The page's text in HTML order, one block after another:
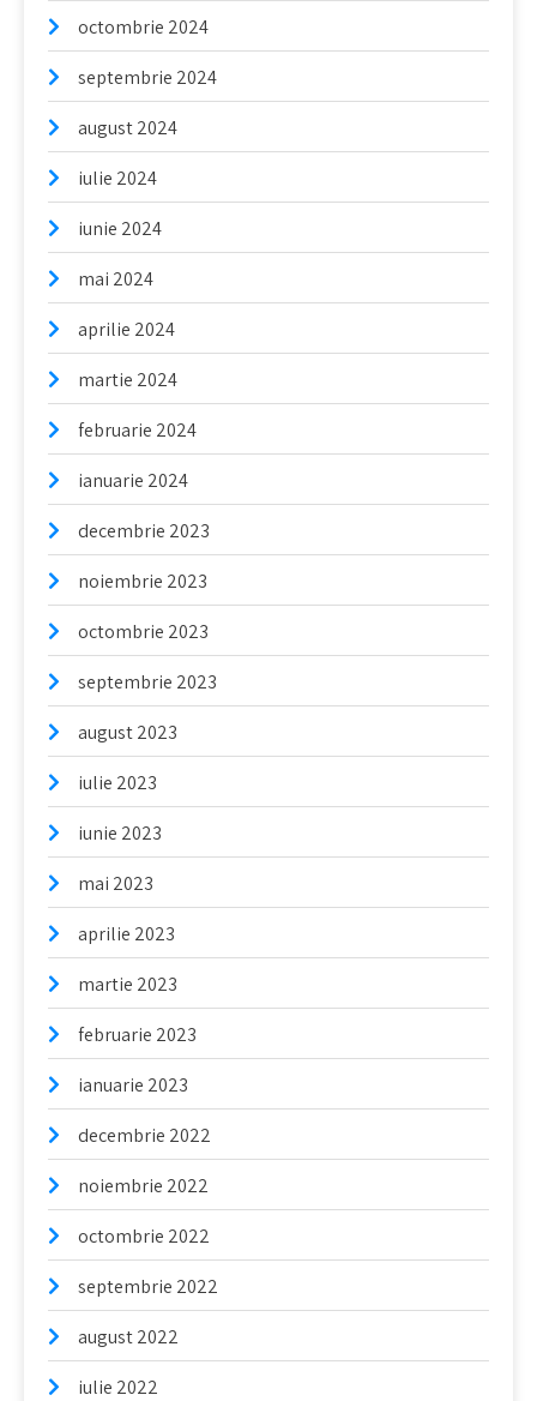
octombrie 2024
septembrie 2024
august 2024
iulie 2024
iunie 2024
mai 2024
aprilie 2024
martie 2024
februarie 2024
ianuarie 2024
decembrie 2023
noiembrie 2023
octombrie 2023
septembrie 2023
august 2023
iulie 2023
iunie 2023
mai 2023
aprilie 2023
martie 2023
februarie 2023
ianuarie 2023
decembrie 2022
noiembrie 2022
octombrie 2022
septembrie 2022
august 2022
iulie 2022